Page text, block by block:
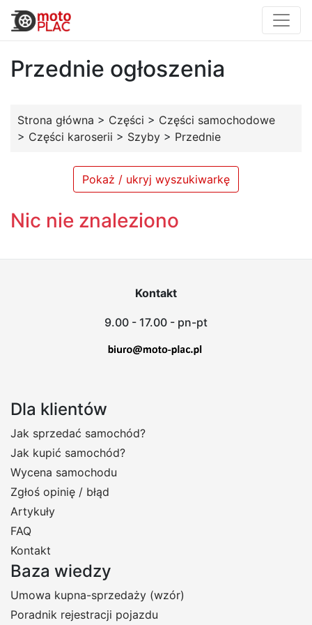
Przednie ogłoszenia
Strona główna > Części > Części samochodowe
> Części karoserii > Szyby > Przednie
Pokaż / ukryj wyszukiwarkę
Nic nie znaleziono
Kontakt
9.00 - 17.00 - pn-pt
Dla klientów
Jak sprzedać samochód?
Jak kupić samochód?
Wycena samochodu
Zgłoś opinię / błąd
Artykuły
FAQ
Kontakt
Baza wiedzy
Umowa kupna-sprzedaży (wzór)
Poradnik rejestracji pojazdu